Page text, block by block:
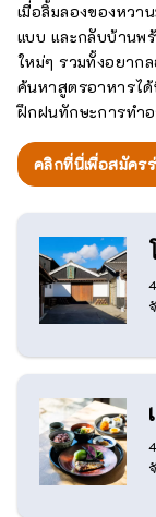
เมื่อลิ้มลองของหวา
แบบ และกลับบ้าน
ใหม่ๆ รวมทั้งอยาก
ค้นหาสูตรอาหารไ
ฝึกฝนทักษะการทำ
คลิกที่นี่เพื่อสมัคร